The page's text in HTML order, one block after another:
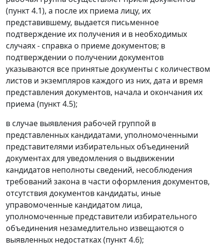
(пункт 4.1), а после их приема лицу, их
представившему, выдается письменное
подтверждение их получения и в необходимых
случаях - справка о приеме документов; в
подтверждении о получении документов
указываются все принятые документы с количеством
листов и экземпляров каждого из них, дата и время
представления документов, начала и окончания их
приема (пункт 4.5);
в случае выявления рабочей группой в
представленных кандидатами, уполномоченными
представителями избирательных объединений
документах для уведомления о выдвижении
кандидатов неполноты сведений, несоблюдения
требований закона в части оформления документов,
отсутствия документов кандидаты, иные
управомоченные кандидатом лица,
уполномоченные представители избирательного
объединения незамедлительно извещаются о
выявленных недостатках (пункт 4.6);